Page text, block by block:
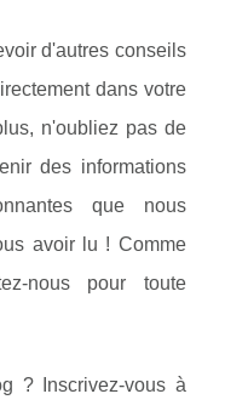
d'autres conseils
dans votre
n'oubliez pas de
des informations
que nous
avoir lu ! Comme
nous pour toute
? Inscrivez-vous à